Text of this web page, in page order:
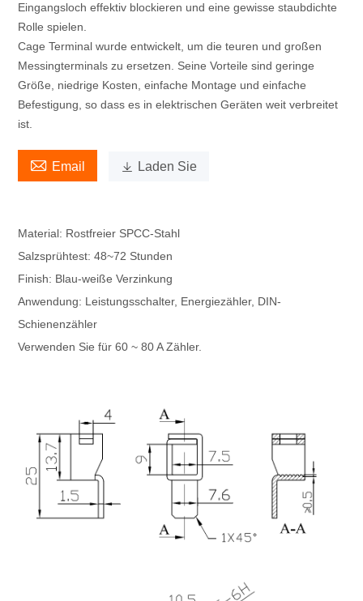
Eingangsloch effektiv blockieren und eine gewisse staubdichte
Rolle spielen.
Cage Terminal wurde entwickelt, um die teuren und großen
Messingterminals zu ersetzen. Seine Vorteile sind geringe
Größe, niedrige Kosten, einfache Montage und einfache
Befestigung, so dass es in elektrischen Geräten weit verbreitet
ist.
 Email  Laden Sie
Material: Rostfreier SPCC-Stahl
Salzsprühtest: 48~72 Stunden
Finish: Blau-weiße Verzinkung
Anwendung: Leistungsschalter, Energiezähler, DIN-
Schienenzähler
Verwenden Sie für 60 ~ 80 A Zähler.